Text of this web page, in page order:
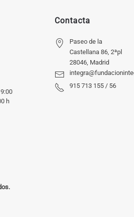
h
Contacta
Paseo de la
Castellana 86, 2ªpl
28046, Madrid
915 713 155 / 56